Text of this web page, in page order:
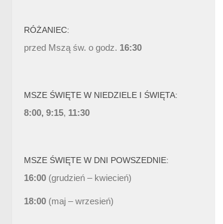
RÓŻANIEC:
przed Mszą św. o godz. 16:30
MSZE ŚWIĘTE W NIEDZIELE I ŚWIĘTA:
8:00, 9:15, 11:30
MSZE ŚWIĘTE W DNI POWSZEDNIE:
16:00 (grudzień – kwiecień)
18:00 (maj – wrzesień)